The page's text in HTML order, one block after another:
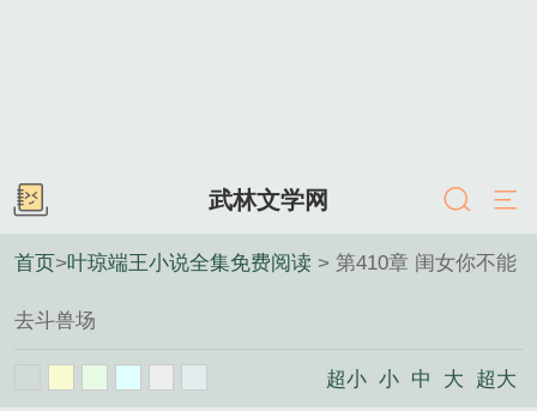
武林文学网
首页>叶琼端王小说全集免费阅读 > 第410章 闺女你不能
去斗兽场
超小 小 中 大 超大